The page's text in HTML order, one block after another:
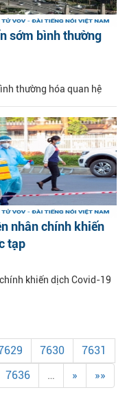
sớm bình thường
thường hóa quan hệ
nhân chính khiến
tạp
khiến dịch Covid-19
7630
7631
7636 … » »»